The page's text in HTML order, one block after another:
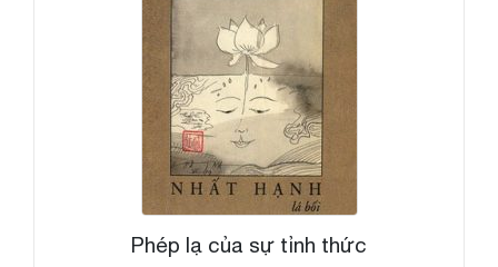
Phép lạ của sự tỉnh thức